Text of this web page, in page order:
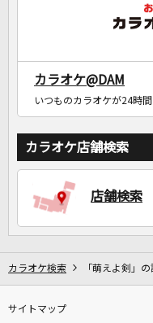
カラオケ@DAM
いつものカラオケが24時
カラオケ店舗検索
店舗検索
カラオケ検索 「萌えよ剣」の
サイトマップ